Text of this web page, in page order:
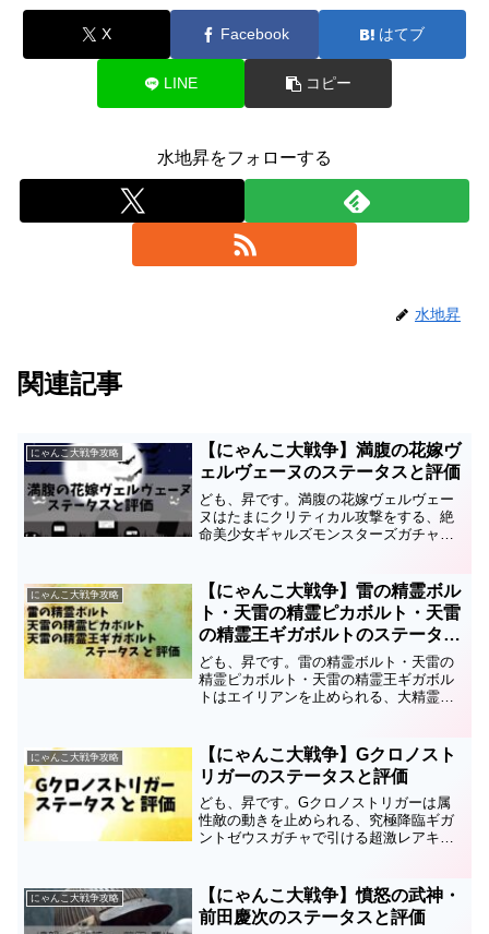
X Facebook はてブ
LINE コピー
水地昇をフォローする
水地昇
関連記事
にゃんこ大戦争攻略
【にゃんこ大戦争】満腹の花嫁ヴ
ェルヴェーヌのステータスと評価
ども、昇です。満腹の花嫁ヴェルヴェー
ヌはたまにクリティカル攻撃をする、絶
命美少女ギャルズモンスターズガチャで
ヌの第3形態です。このページでは満腹の
花嫁ヴェルヴェーヌのス...
にゃんこ大戦争攻略
【にゃんこ大戦争】雷の精霊ボル
ト・天雷の精霊ピカボルト・天雷
の精霊王ギガボルトのステータス
と評価
ども、昇です。雷の精霊ボルト・天雷の
精霊ピカボルト・天雷の精霊王ギガボル
トはエイリアンを止められる、大精霊エ
精霊ボルト・天雷の精霊ピカボルト・天
雷の精霊王ギガボルトのス...
にゃんこ大戦争攻略
【にゃんこ大戦争】Gクロノスト
リガーのステータスと評価
ども、昇です。Gクロノストリガーは属
性敵の動きを止められる、究極降臨ギガ
ントゼウスガチャで引ける超激レアキャ
ノストリガーステータスと評価について
まとめているので、育成...
にゃんこ大戦争攻略
【にゃんこ大戦争】憤怒の武神・
前田慶次のステータスと評価